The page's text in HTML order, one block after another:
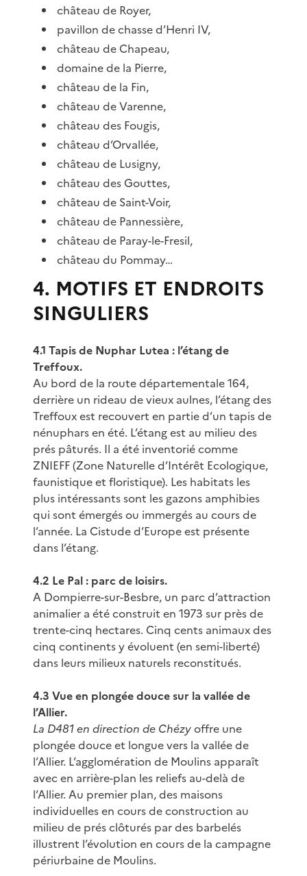
château de Royer,
pavillon de chasse d’Henri IV,
château de Chapeau,
domaine de la Pierre,
château de la Fin,
château de Varenne,
château des Fougis,
château d’Orvallée,
château de Lusigny,
château des Gouttes,
château de Saint-Voir,
château de Pannessière,
château de Paray-le-Fresil,
château du Pommay…
4. MOTIFS ET ENDROITS
SINGULIERS
4.1 Tapis de Nuphar Lutea : l’étang de
Treffoux.
Au bord de la route départementale 164,
derrière un rideau de vieux aulnes, l’étang des
Treffoux est recouvert en partie d’un tapis de
nénuphars en été. L’étang est au milieu des
prés pâturés. Il a été inventorié comme
ZNIEFF (Zone Naturelle d’Intérêt Ecologique,
faunistique et floristique). Les habitats les
plus intéressants sont les gazons amphibies
qui sont émergés ou immergés au cours de
l’année. La Cistude d’Europe est présente
dans l’étang.
4.2 Le Pal : parc de loisirs.
A Dompierre-sur-Besbre, un parc d’attraction
animalier a été construit en 1973 sur près de
trente-cinq hectares. Cinq cents animaux des
cinq continents y évoluent (en semi-liberté)
dans leurs milieux naturels reconstitués.
4.3 Vue en plongée douce sur la vallée de
l’Allier.
La D481 en direction de Chézyoffre une
plongée douce et longue vers la vallée de
l’Allier. L’agglomération de Moulins apparaît
avec en arrière-plan les reliefs au-delà de
l’Allier. Au premier plan, des maisons
individuelles en cours de construction au
milieu de prés clôturés par des barbelés
illustrent l’évolution en cours de la campagne
périurbaine de Moulins.